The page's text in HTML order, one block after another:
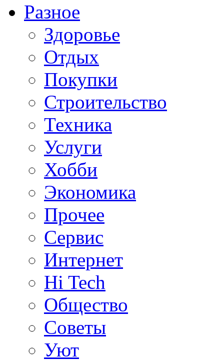
Разное
Здоровье
Отдых
Покупки
Строительство
Техника
Услуги
Хобби
Экономика
Прочее
Сервис
Интернет
Hi Tech
Общество
Советы
Уют